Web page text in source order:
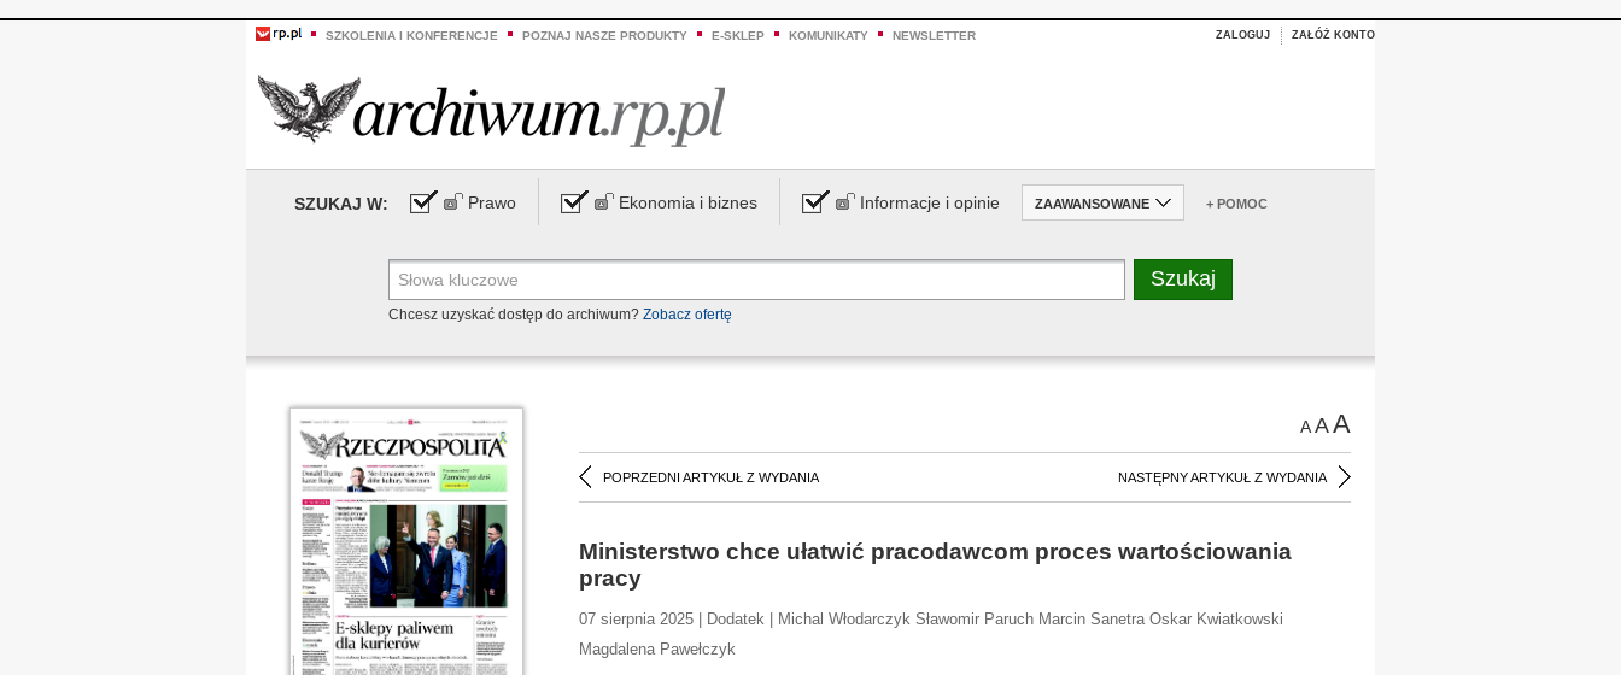
SZKOLENIA I KONFERENCJE POZNAJ NASZE PRODUKTY E-SKLEP KOMUNIKATY NEWSLETTER ZALOGUJ ZAŁÓŻ KONTO
SZUKAJ W: Prawo Ekonomia i biznes Informacje i opinie ZAAWANSOWANE + POMOC
Chcesz uzyskać dostęp do archiwum? Zobacz ofertę
AAA
POPRZEDNI ARTYKUŁ Z WYDANIA NASTĘPNY ARTYKUŁ Z WYDANIA
Ministerstwo chce ułatwić pracodawcom proces wartościowania
pracy
07 sierpnia 2025 | Dodatek | Michal Włodarczyk Sławomir Paruch Marcin Sanetra Oskar Kwiatkowski
Magdalena Pawełczyk